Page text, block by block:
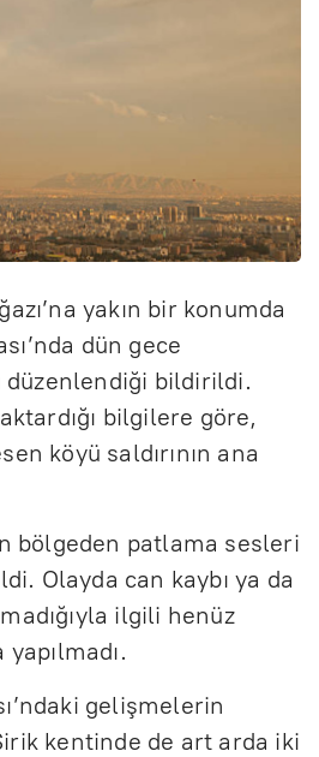
yakın bir konumda
dün gece
düzenlendiği bildirildi.
bilgilere göre,
köyü saldırının ana
bölgeden patlama sesleri
Olayda can kaybı ya da
ilgili henüz
gelişmelerin
kentinde de art arda iki